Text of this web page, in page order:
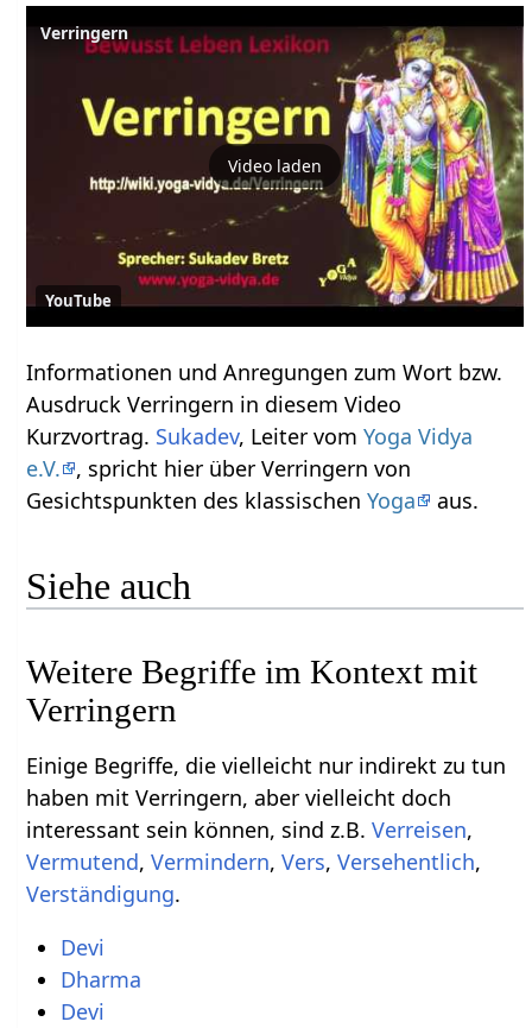
Verringern‏‎
Video laden
YouTube
Informationen und Anregungen zum Wort bzw.
Ausdruck Verringern‏‎ in diesem Video
Kurzvortrag. Sukadev, Leiter vomYoga Vidya
e.V.
, spricht hier über Verringern‏‎ von
Gesichtspunkten des klassischenYoga aus.
Siehe auch
Weitere Begriffe im Kontext mit
Einige Begriffe, die vielleicht nur indirekt zu tun
haben mit Verringern‏‎, aber vielleicht doch
interessant sein können, sind z.B.
,
, , ,
,
.
Devi
Dharma
Devi